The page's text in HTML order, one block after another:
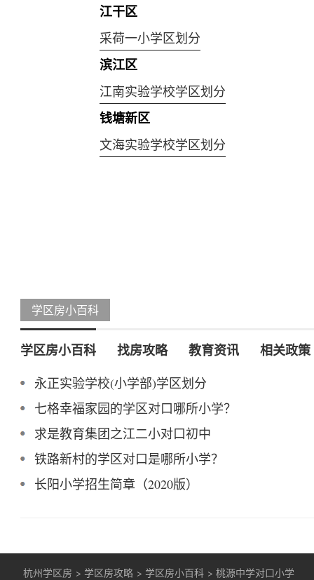
江干区
采荷一小学区划分
滨江区
江南实验学校学区划分
钱塘新区
文海实验学校学区划分
学区房小百科
学区房小百科 找房攻略 教育资讯 相关政策
永正实验学校(小学部)学区划分
七格幸福家园的学区对口哪所小学？
求是教育集团之江二小对口初中
铁路新村的学区对口是哪所小学？
长阳小学招生简章（2020版）
杭州学区房 > 学区房攻略 > 学区房小百科 >桃源中学对口小学